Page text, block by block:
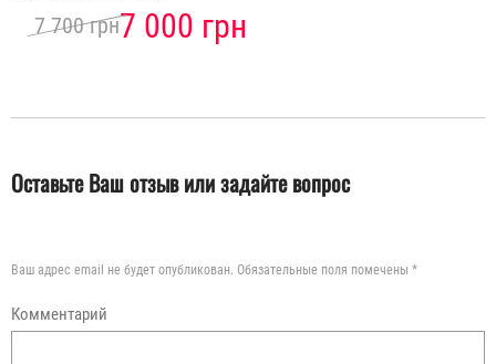
7 700 грн7 000 грн
Оставьте Ваш отзыв или задайте вопрос
Ваш адрес email не будет опубликован. Обязательные поля помечены *
Комментарий